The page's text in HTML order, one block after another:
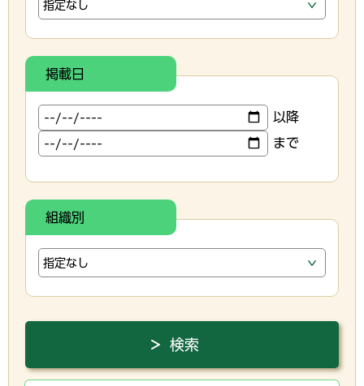
掲載日
以降
まで
組織別